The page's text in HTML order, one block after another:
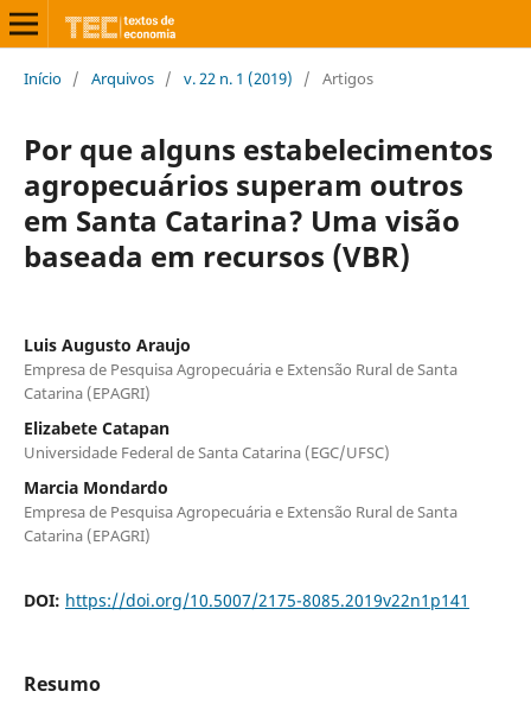
Início / Arquivos / v. 22 n. 1 (2019) / Artigos
Por que alguns estabelecimentos
agropecuários superam outros
em Santa Catarina? Uma visão
baseada em recursos (VBR)
Luis Augusto Araujo
Empresa de Pesquisa Agropecuária e Extensão Rural de Santa
Catarina (EPAGRI)
Elizabete Catapan
Universidade Federal de Santa Catarina (EGC/UFSC)
Marcia Mondardo
Empresa de Pesquisa Agropecuária e Extensão Rural de Santa
Catarina (EPAGRI)
DOI: https://doi.org/10.5007/2175-8085.2019v22n1p141
Resumo